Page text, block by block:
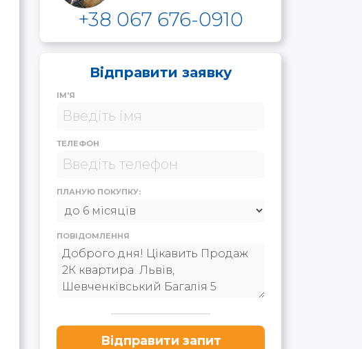
+38 067 676-0910
Відправити заявку
ІМ'Я
ТЕЛЕФОН
ПЛАНУЮ ПОКУПКУ:
ПОВІДОМЛЕННЯ
Відправити запит